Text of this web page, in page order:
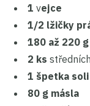
1 vejce
1/2 lžičky
180 až 220 g
2 ks středních
1 špetka soli
80 g másla